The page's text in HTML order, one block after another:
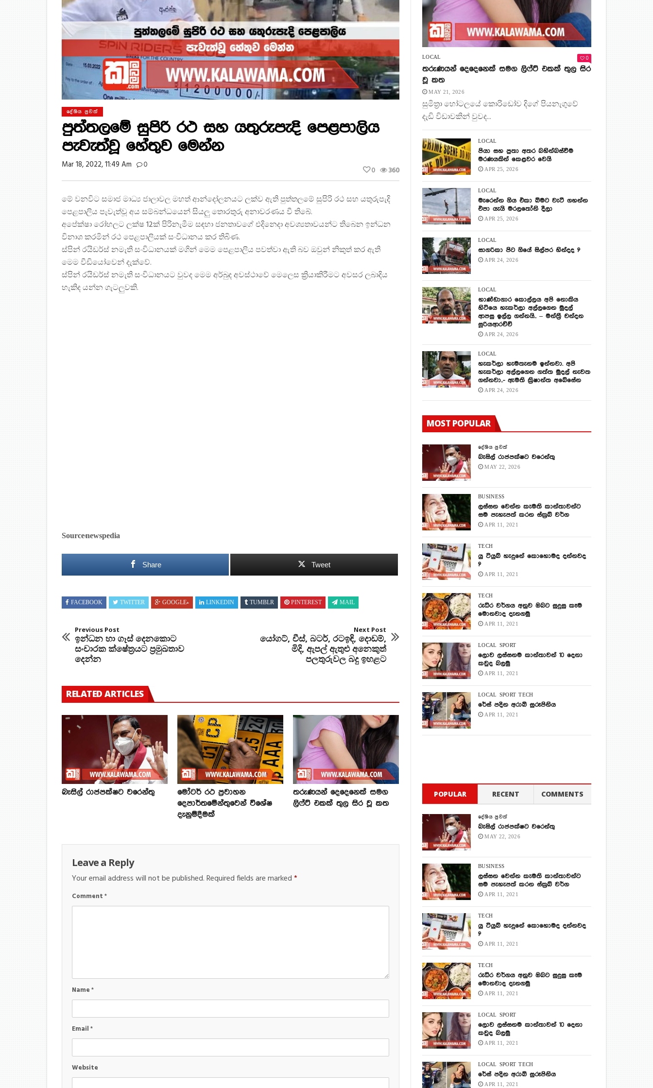
දේශිය පුවත්
පුත්තලමේ සුපිරි රථ සහ යතුරුපැදි පෙළපාලිය
පැවැත්වූ හේතුව මෙන්න
Mar 18, 2022, 11:49 Am 0 360
0
මේ වනවිට සමාජ මාධ්ය ජාලාවල මහත් ආන්දෝලනයට ලක්ව ඇති පුත්තලමේ සුපිරි රථ සහ යතුරුපැදි
පෙළපාලිය පැවැත්වූ අය සම්බන්ධයෙන් සියලු තොරතුරු අනාවරණය වී තිබේ.
අපේක්ෂා රෝහලට ලක්ෂ 12ක් පිරිනැමීම සඳහා ජනතාවගේ එදිනෙදා අවශ්යතාවයන්ට තිබෙන ඉන්ධන
විනාශ කරමින් රථ පෙළපාලියක් සංවිධානය කර තිබිණ.
ස්පින් රයිඩර්ස් නමැති සංවිධානයක් මගින් මෙම පෙළපාලිය පවත්වා ඇති බව ඔවුන් නිකුත් කර ඇති
මෙම වීඩියෝවෙන් දැක්වේ.
ස්පින් රයිඩර්ස් නමැති සංවිධානයට වුවද මෙම අර්බුද අවස්ථාවේ මෙලෙස ක්රියාකිරීමට අවසර ලබාදිය
හැකිද යන්න ගැටලුවකි.
Source:newspedia
Share Tweet
FACEBOOK TWITTER GOOGLE+ LINKEDIN TUMBLR PINTEREST MAIL
Previous Post
ඉන්ධන හා ගෑස් දෙනකොට
සංචාරක ක්ෂේත්‍රයට ප්‍රමුඛතාව
දෙන්න
Next Post
යෝගට්, චීස්, බටර්, රටඉඳි, දොඩම්,
මිදි, ඇපල් ඇතුළු අනෙකුත්
පලතුරුවල බදු ඉහළට
RELATED ARTICLES
බැසිල් රාජපක්ෂට වරෙන්තු
මෝටර් රථ ප්‍රවාහන
දෙපාර්තමේන්තුවෙන් විශේෂ
දැනුම්දීමක්
තරුණයන් දෙදෙනෙක් සමග
ලිෆ්ට් එකක් තුල සිර වූ කත
Leave a Reply
Your email address will not be published.Required fields are marked*
Comment*
Name*
Email*
Website
LOCAL 0
තරුණයන් දෙදෙනෙක් සමග ලිෆ්ට් එකක් තුල සිර
වූ කත
MAY 21, 2026
සුමිත්‍රා හෝටලයේ කොරිඩෝව දිගේ පියනැගුවේ
දැඩි විඩාවකින් වුවද...
LOCAL
පියා සහ පුතා අතර බහින්බස්වීම
මරණයකින් කෙළවර වෙයි
APR 25, 2026
LOCAL
මැරෙන්න ගිය එකා බිමට වැටී ගහන්න
එපා යැයි මරලතෝනි දීලා
APR 25, 2026
LOCAL
සාගරිකා පිට ගියේ සිල්පර හින්දද ?
APR 24, 2026
LOCAL
භාණ්ඩාගාර කොල්ලය අපි නොකිය
හිටියෙ හැකර්ලා අල්ලගෙන මුදල්
ආපසු ඉල්ල ගන්නයි.. – මන්ත්‍රී චන්දන
සූරියආරච්චි
APR 24, 2026
LOCAL
හැකර්ලා හැමතැනම ඉන්නවා. අපි
හැකර්ලා අල්ලගෙන ගත්ත මුදල් නැවත
ගන්නවා..- ඇමති ක්‍රිෂාන්ත අබේසේන
APR 24, 2026
MOST POPULAR
දේශිය පුවත්
බැසිල් රාජපක්ෂට වරෙන්තු
MAY 22, 2026
BUSINESS
ලස්සන වෙන්න කැමති කාන්තාවන්ට
සම පැහැපත් කරන ස්ක්‍රබ් වර්ග
APR 11, 2021
TECH
යු ටියුබ් හැදුනේ කොහොමද දන්නවද
?
APR 11, 2021
TECH
රුධිර වර්ගය අනුව ඔබට සුදුසු කෑම
මොනවාද දැනගමු
APR 11, 2021
LOCAL SPORT
ලොව ලස්සනම කාන්තාවන් 10 දෙනා
කවුද බලමු
APR 11, 2021
LOCAL SPORT TECH
රේස් පදින අරාබි සුරූපිනිය
APR 11, 2021
POPULAR RECENT COMMENTS
දේශිය පුවත්
බැසිල් රාජපක්ෂට වරෙන්තු
MAY 22, 2026
BUSINESS
ලස්සන වෙන්න කැමති කාන්තාවන්ට
සම පැහැපත් කරන ස්ක්‍රබ් වර්ග
APR 11, 2021
TECH
යු ටියුබ් හැදුනේ කොහොමද දන්නවද
?
APR 11, 2021
TECH
රුධිර වර්ගය අනුව ඔබට සුදුසු කෑම
මොනවාද දැනගමු
APR 11, 2021
LOCAL SPORT
ලොව ලස්සනම කාන්තාවන් 10 දෙනා
කවුද බලමු
APR 11, 2021
LOCAL SPORT TECH
රේස් පදින අරාබි සුරූපිනිය
APR 11, 2021